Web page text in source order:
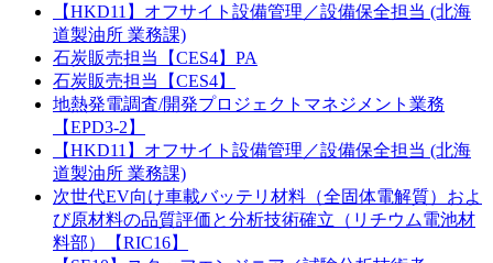
【HKD11】オフサイト設備管理／設備保全担当 (北海
道製油所 業務課)
石炭販売担当【CES4】PA
石炭販売担当【CES4】
地熱発電調査/開発プロジェクトマネジメント業務
【EPD3-2】
【HKD11】オフサイト設備管理／設備保全担当 (北海
道製油所 業務課)
次世代EV向け車載バッテリ材料（全固体電解質）およ
び原材料の品質評価と分析技術確立（リチウム電池材
料部）【RIC16】